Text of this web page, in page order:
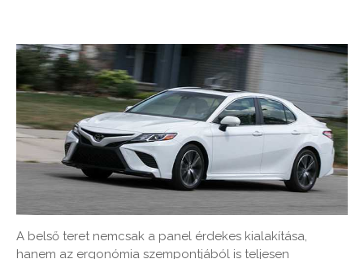
A belső teret nemcsak a panel érdekes kialakítása,
hanem az ergonómia szempontjából is teljesen